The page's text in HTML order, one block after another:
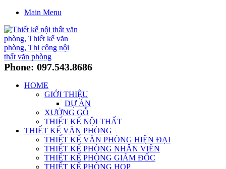
Main Menu
Phone: 097.543.8686
HOME
GIỚI THIỆU
DỰ ÁN
XƯỞNG GỖ
THIẾT KẾ NỘI THẤT
THIẾT KẾ VĂN PHÒNG
THIẾT KẾ VĂN PHÒNG HIỆN ĐẠI
THIẾT KẾ PHÒNG NHÂN VIÊN
THIẾT KẾ PHÒNG GIÁM ĐỐC
THIẾT KẾ PHÒNG HỌP